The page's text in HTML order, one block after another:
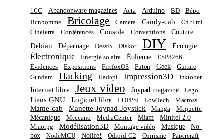
1CC Abandonware magazines Acta Arduino BD
Bépo
Bonhomme
Bricolage Camera Candy-cab
Ch ti mi
Cinelerra
Conférences Console Conventions Couture
Debian Dépannage Dessin Diskor DIY Écologie
Électronique Energie solaire Éolienne
ESP8266
Évidences
Expositions FirefoxOS Futon Geek
Guitare
Gundam
Hacking Hadopi Impression3D Inktober
Internet libre Jeux video Joypad magazine Lego
Liens GNU Logiciel libre LOPPSI LowTech Macross
Mame-cab Manette-Joypad-Joystick Manga Maquette
Mécanique Meccano MediaCenter Miam Minitel 2.0
Mmorpg Modélisation3D Montage vidéo Musique
No-
box
NodeMCU Nolife! Odroid-C2 Onirisme
Papercraft